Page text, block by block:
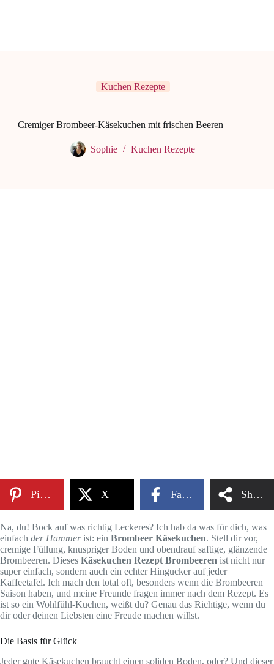
Kuchen Rezepte
Cremiger Brombeer-Käsekuchen mit frischen Beeren
Sophie Kuchen Rezepte
Pinterest X Facebook Share
Na, du! Bock auf was richtig Leckeres? Ich hab da was für dich, was
einfach der Hammerist: ein Brombeer Käsekuchen. Stell dir vor,
cremige Füllung, knuspriger Boden und obendrauf saftige, glänzende
Brombeeren. Dieses Käsekuchen Rezept Brombeeren ist nicht nur
super einfach, sondern auch ein echter Hingucker auf jeder
Kaffeetafel. Ich mach den total oft, besonders wenn die Brombeeren
Saison haben, und meine Freunde fragen immer nach dem Rezept. Es
ist so ein Wohlfühl-Kuchen, weißt du? Genau das Richtige, wenn du
dir oder deinen Liebsten eine Freude machen willst.
Die Basis für Glück
Jeder gute Käsekuchen braucht einen soliden Boden, oder? Und dieser